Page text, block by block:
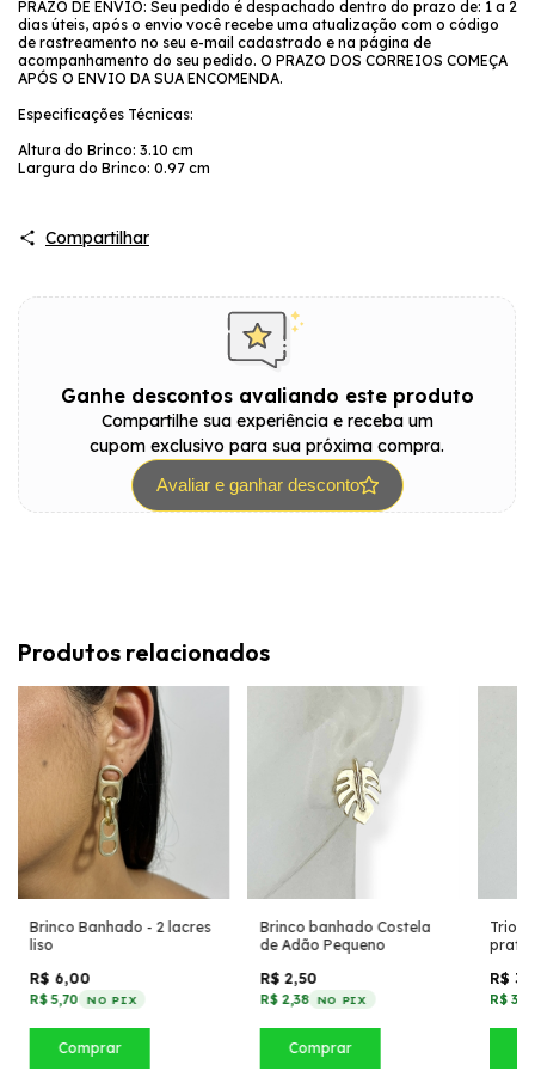
PRAZO DE ENVIO: Seu pedido é despachado dentro do prazo de: 1 a 2
dias úteis, após o envio você recebe uma atualização com o código
de rastreamento no seu e-mail cadastrado e na página de
acompanhamento do seu pedido. O PRAZO DOS CORREIOS COMEÇA
APÓS O ENVIO DA SUA ENCOMENDA.
Especificações Técnicas:
Altura do Brinco: 3.10 cm
Largura do Brinco: 0.97 cm
Compartilhar
Ganhe descontos avaliando este produto
Compartilhe sua experiência e receba um
cupom exclusivo para sua próxima compra.
Avaliar e ganhar desconto
Produtos relacionados
Brinco Banhado - 2 lacres
liso
R$ 6,00
R$ 5,70 NO PIX
Comprar
Brinco banhado Costela
de Adão Pequeno
R$ 2,50
R$ 2,38 NO PIX
Comprar
Trio
prata
R$
R$